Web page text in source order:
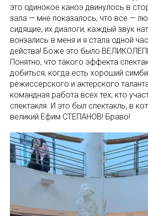
это одинокое каноэ двинулось в
зала — мне показалось, что все —
сидящие, их диалоги, каждый звук
вонзались в меня и я стала одной
действа! Боже это было
Понятно, что такого эффекта
добиться, когда есть хороший
режиссерского и актерского
командная работа всех тех, кто
спектакля. И это был спектакль, в
великий Ефим СТЕПАНОВ! Браво!